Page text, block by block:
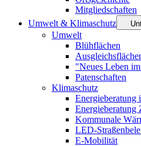
Mitgliedschaften
Umwelt & Klimaschutz
Umwelt
Blühflächen
"Neues Leben
Patenschaften
Klimaschutz
Energieberatung
Energieberatung
Kommunale
LED-
E-Mobilität